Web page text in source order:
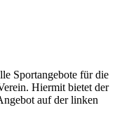
Sportangebote für die
Hiermit bietet der
auf der linken